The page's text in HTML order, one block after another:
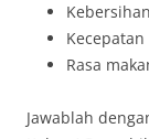
Rasa
Jawablah